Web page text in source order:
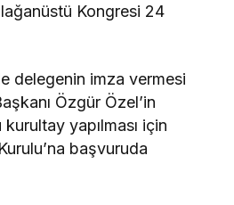
Kongresi 24
delegenin imza vermesi
Özgür Özel’in
yapılması için
başvuruda